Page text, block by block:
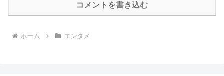
コメントを書き込む
ホーム エンタメ